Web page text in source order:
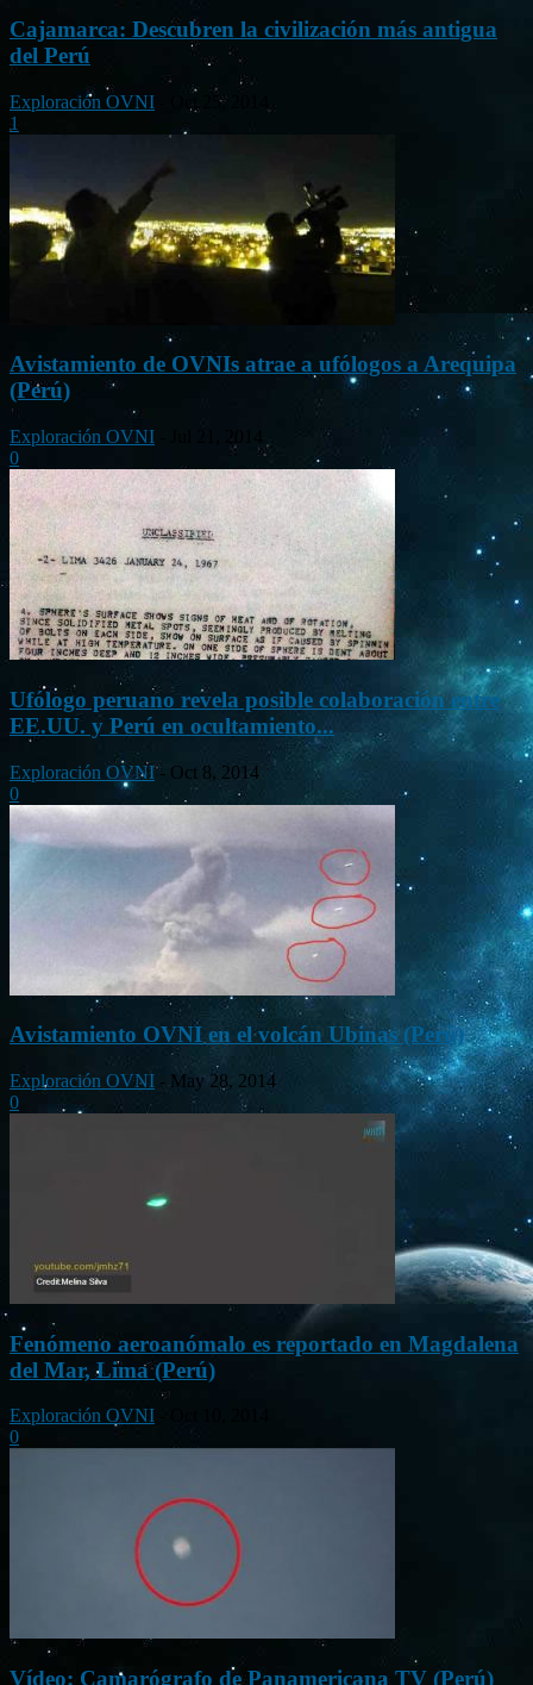
Cajamarca: Descubren la civilización más antigua
del Perú
Exploración OVNI
Oct 25, 2014
1
Avistamiento de OVNIs atrae a ufólogos a Arequipa
(Perú)
Exploración OVNI
Jul 21, 2014
0
Ufólogo peruano revela posible colaboración entre
EE.UU. y Perú en ocultamiento...
Exploración OVNI - Oct 8, 2014
0
Avistamiento OVNI en el volcán Ubinas (Perú)
Exploración OVNI - May 28, 2014
0
Fenómeno aeroanómalo es reportado en Magdalena
del Mar, Lima (Perú)
Exploración OVNI
0
Vídeo: Camarógrafo de Panamericana TV (Perú)